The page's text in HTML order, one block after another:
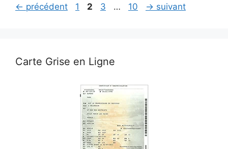
← précédent Page
1 Page
2 Page
3 … Page
10 → suivant
Carte Grise en Ligne